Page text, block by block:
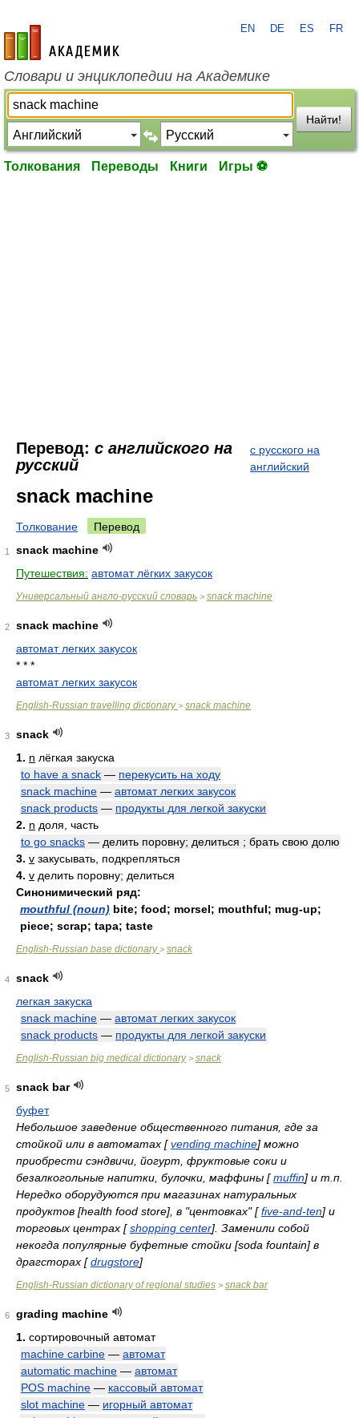
academic.ru
EN DE ES FR
Словари и энциклопедии на Академике
Найти!
Толкования Переводы Книги Игры ⚽
Перевод: с английского на
русский
с русского на
английский
snack machine
Толкование Перевод
1
snack machine
Путешествия: автомат лёгких закусок
Универсальный англо-русский словарь > snack machine
2
snack machine
автомат легких закусок
* * *
автомат легких закусок
English-Russian travelling dictionary> snack machine
3
snack
1. n лёгкая закуска
to have a snack — перекусить на ходу
snack machine — автомат легких закусок
snack products — продукты для легкой закуски
2. n доля, часть
to go snacks — делить поровну; делиться ; брать свою долю
3. v закусывать, подкрепляться
4. v делить поровну; делиться
Синонимический ряд:
mouthful (noun) bite; food; morsel; mouthful; mug-up;
piece; scrap; tapa; taste
English-Russian base dictionary> snack
4
snack
легкая закуска
snack machine — автомат легких закусок
snack products — продукты для легкой закуски
English-Russian big medical dictionary> snack
5
snack bar
буфет
Небольшое заведение общественного питания, где за
стойкой или в автоматах [vending machine] можно
приобрести сэндвичи, йогурт, фруктовые соки и
безалкогольные напитки, булочки, маффины [muffin] и т.п.
Нередко оборудуются при магазинах натуральных
продуктов [health food store], в "центовках" [five-and-ten] и
торговых центрах [shopping center]. Заменили собой
некогда популярные буфетные стойки [soda fountain] в
драгсторах [drugstore]
English-Russian dictionary of regional studies > snack bar
6
grading machine
1. сортировочный автомат
machine carbine — автомат
automatic machine — автомат
POS machine — кассовый автомат
slot machine — игорный автомат